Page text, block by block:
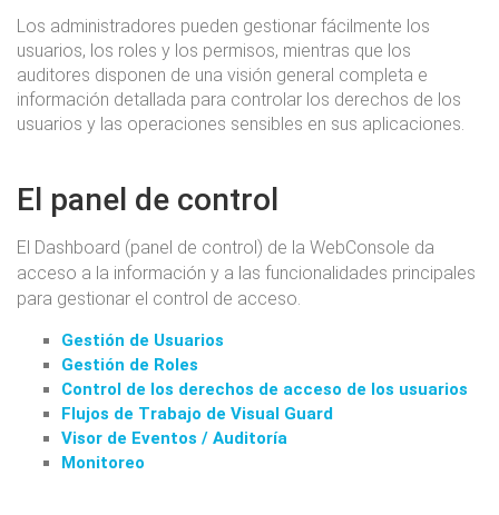
Los administradores pueden gestionar fácilmente los
usuarios, los roles y los permisos, mientras que los
auditores disponen de una visión general completa e
información detallada para controlar los derechos de los
usuarios y las operaciones sensibles en sus aplicaciones.
El panel de control
El Dashboard (panel de control) de la WebConsole da
acceso a la información y a las funcionalidades principales
para gestionar el control de acceso.
Gestión de Usuarios
Gestión de Roles
Control de los derechos de acceso de los usuarios
Flujos de Trabajo de Visual Guard
Visor de Eventos / Auditoría
Monitoreo